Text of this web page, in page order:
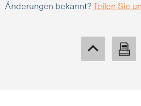
Änderungen bekannt?
Teilen Sie